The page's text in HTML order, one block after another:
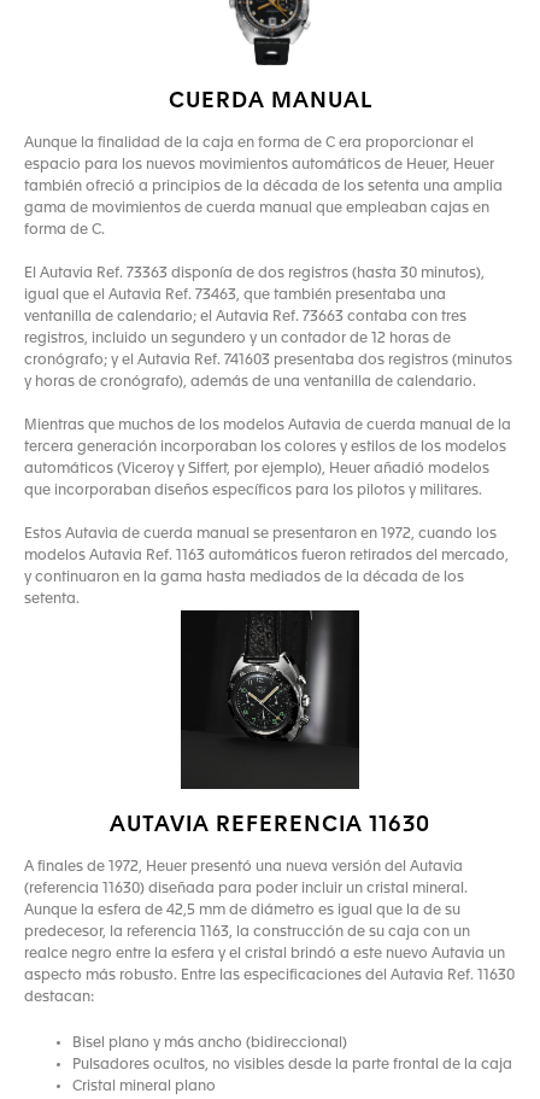
CUERDA MANUAL
Aunque la finalidad de la caja en forma de C era proporcionar el
espacio para los nuevos movimientos automáticos de Heuer, Heuer
también ofreció a principios de la década de los setenta una amplia
gama de movimientos de cuerda manual que empleaban cajas en
forma de C.
El Autavia Ref. 73363 disponía de dos registros (hasta 30 minutos),
igual que el Autavia Ref. 73463, que también presentaba una
ventanilla de calendario; el Autavia Ref. 73663 contaba con tres
registros, incluido un segundero y un contador de 12 horas de
cronógrafo; y el Autavia Ref. 741603 presentaba dos registros (minutos
y horas de cronógrafo), además de una ventanilla de calendario.
Mientras que muchos de los modelos Autavia de cuerda manual de la
tercera generación incorporaban los colores y estilos de los modelos
automáticos (Viceroy y Siffert, por ejemplo), Heuer añadió modelos
que incorporaban diseños específicos para los pilotos y militares.
Estos Autavia de cuerda manual se presentaron en 1972, cuando los
modelos Autavia Ref. 1163 automáticos fueron retirados del mercado,
y continuaron en la gama hasta mediados de la década de los
setenta.
AUTAVIA REFERENCIA 11630
A finales de 1972, Heuer presentó una nueva versión del Autavia
(referencia 11630) diseñada para poder incluir un cristal mineral.
Aunque la esfera de 42,5 mm de diámetro es igual que la de su
predecesor, la referencia 1163, la construcción de su caja con un
realce negro entre la esfera y el cristal brindó a este nuevo Autavia un
aspecto más robusto. Entre las especificaciones del Autavia Ref. 11630
destacan:
Bisel plano y más ancho (bidireccional)
Pulsadores ocultos, no visibles desde la parte frontal de la caja
Cristal mineral plano